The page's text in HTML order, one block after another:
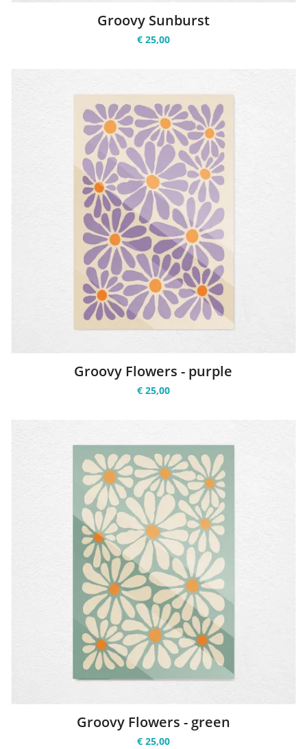
Groovy Sunburst
€ 25,00
Groovy Flowers - purple
€ 25,00
Groovy Flowers - green
€ 25,00